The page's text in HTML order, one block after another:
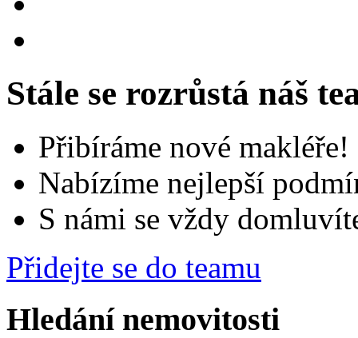
Stále se rozrůstá náš
Přibíráme nové makléře!
Nabízíme nejlepší
S námi se vždy
Přidejte se do teamu
Hledání nemovitosti